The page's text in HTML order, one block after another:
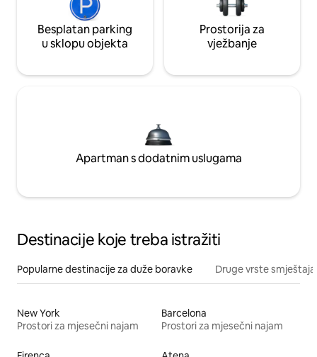
Besplatan parking
u sklopu objekta
Prostorija za
vježbanje
Apartman s dodatnim uslugama
Destinacije koje treba istražiti
Popularne destinacije za duže boravke Druge vrste smještaja
New York
Prostori za mjesečni najam
Barcelona
Prostori za mjesečni najam